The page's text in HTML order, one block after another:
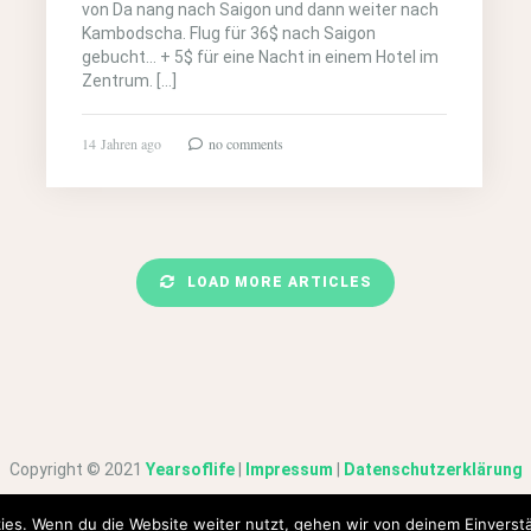
von Da nang nach Saigon und dann weiter nach
Kambodscha. Flug für 36$ nach Saigon
gebucht… + 5$ für eine Nacht in einem Hotel im
Zentrum. […]
14 Jahren ago no comments
LOAD MORE ARTICLES
Copyright © 2021 Yearsoflife| Impressum Datenschutzerklärung
Wenn du die Website weiter nutzt, gehen wir von deinem